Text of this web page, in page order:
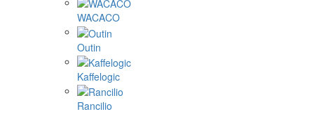
WACACO
Outin
Kaffelogic
Rancilio